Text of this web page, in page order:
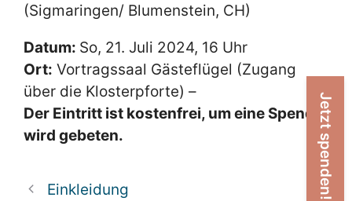
(Sigmaringen/ Blumenstein, CH)
Datum: So, 21. Juli 2024, 16 Uhr
Ort: Vortragssaal Gästeflügel (Zugang
über die Klosterpforte) –
Der Eintritt ist kostenfrei, um eine Spende
wird gebeten.
Einkleidung
Jetzt spenden!